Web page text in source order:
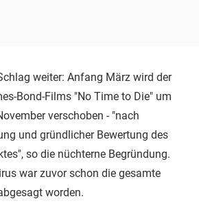
weiter: Anfang März wird der
Bond-Films "No Time to Die" um
verschoben - "nach
und gründlicher Bewertung des
so die nüchterne Begründung.
war zuvor schon die gesamte
worden.